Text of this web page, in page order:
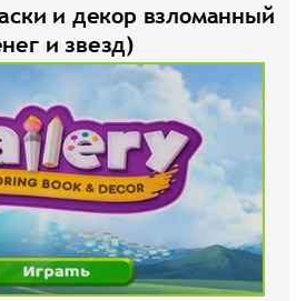
и декор взломанный
и звезд)